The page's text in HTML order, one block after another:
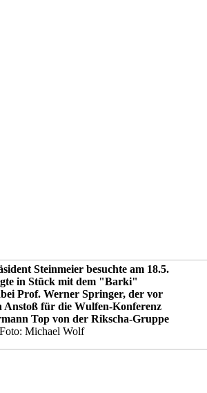
Steinmeier besuchte am 18.5.
in Stück mit dem "Barki"
Prof. Werner Springer, der vor
Anstoß für die Wulfen-Konferenz
Top von der Rikscha-Gruppe
Michael Wolf